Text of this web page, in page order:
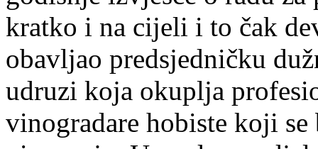
kratko i na cijeli i to čak
obavljao predsjedničku
udruzi koja okuplja
vinogradare hobiste koji